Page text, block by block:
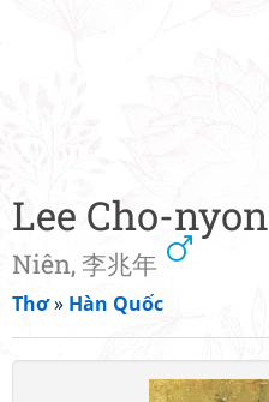
Lee Cho-nyon
Niên, 李兆年
Thơ» Hàn Quốc